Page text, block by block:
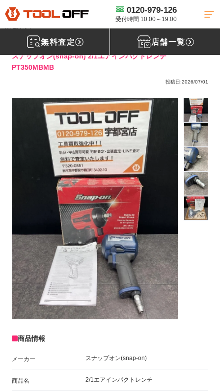
0120-979-126
受付時間 10:00～19:00
無料査定 店舗一覧
工具買取TOP スナップオン買取
スナップオン-その他スナップオン製品
買取
【買取実績】Snap-on 2/1エアインパクトレンチ PT350MBMB［栃木
スナップオン(snap-on) 2/1エアインパクトレンチ
PT350MBMB
投稿日:2026/07/01
商品情報
メーカー スナップオン(snap-on)
商品名 2/1エアインパクトレンチ